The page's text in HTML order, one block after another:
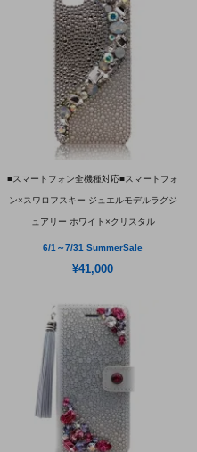
■スマートフォン全機種対応■スマートフォ
ン×スワロフスキー ジュエルモデルラグジ
ュアリー ホワイト×クリスタル
6/1～7/31 SummerSale
¥41,000